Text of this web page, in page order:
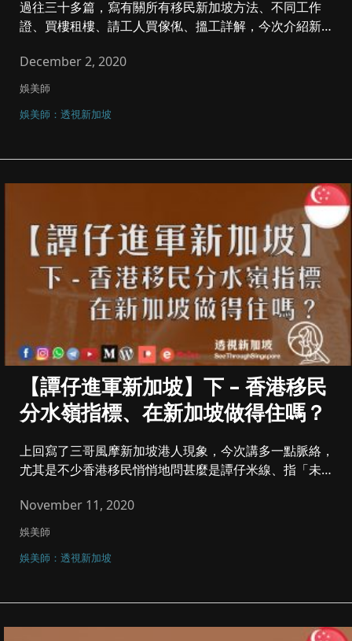
過往三十多篇，寫有關所有移民新加坡方法、不同工作
證、買樓租樓、請工人買傢俬、搵工詳解，今次介紹新的
December 2, 2020
娛美師
娛美師：透視新加坡
【譚仔進軍新加坡】下 – 香港移民
分水嶺指標、在新加坡做得住嗎？
上回寫了三哥風摩新加坡港人現象，今次講多一點脈絡，
尤其是不少香港移民悄悄地問甚麼是譚仔米線、指「未食
November 11, 2020
娛美師
娛美師：透視新加坡